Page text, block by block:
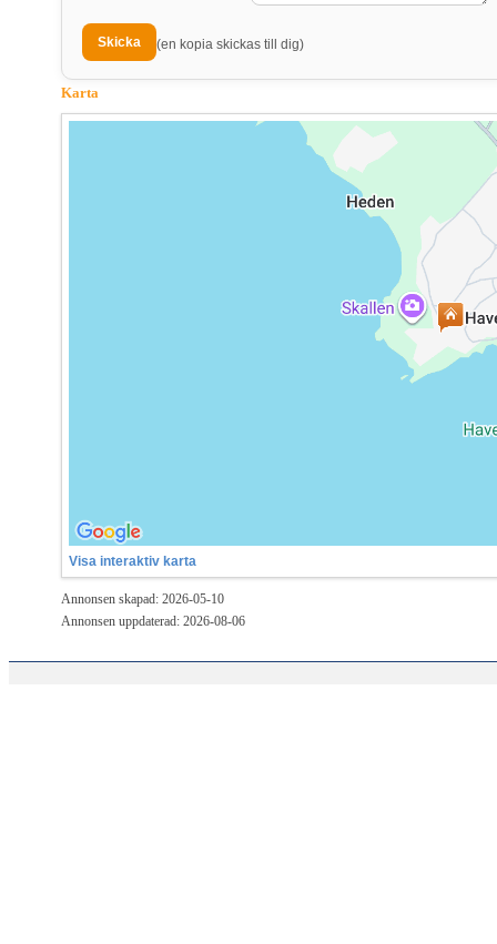
(en kopia skickas till dig)
Karta
Visa interaktiv karta
Annonsen skapad: 2026-05-10
Annonsen uppdaterad: 2026-08-06